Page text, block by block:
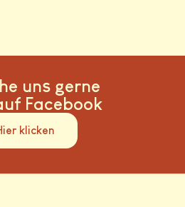
uns gerne
Facebook
klicken